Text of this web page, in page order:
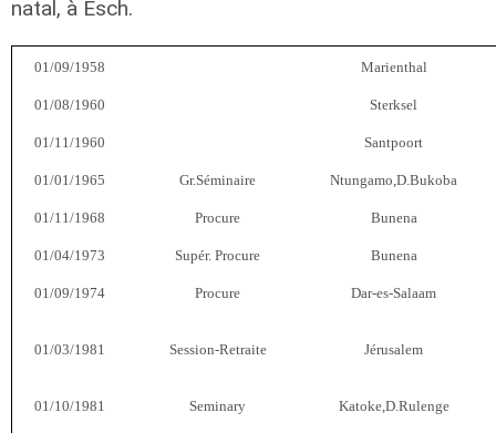
natal, à Esch.
01/09/1958 Marienthal
01/08/1960 Sterksel
01/11/1960 Santpoort
01/01/1965 Gr.Séminaire Ntungamo,D.Bukoba
01/11/1968 Procure Bunena
01/04/1973 Supér. Procure Bunena
01/09/1974 Procure Dar-es-Salaam
01/03/1981 Session-Retraite Jérusalem
01/10/1981 Seminary Katoke,D.Rulenge